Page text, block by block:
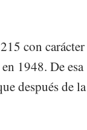
con carácter
1948. De esa
después de la